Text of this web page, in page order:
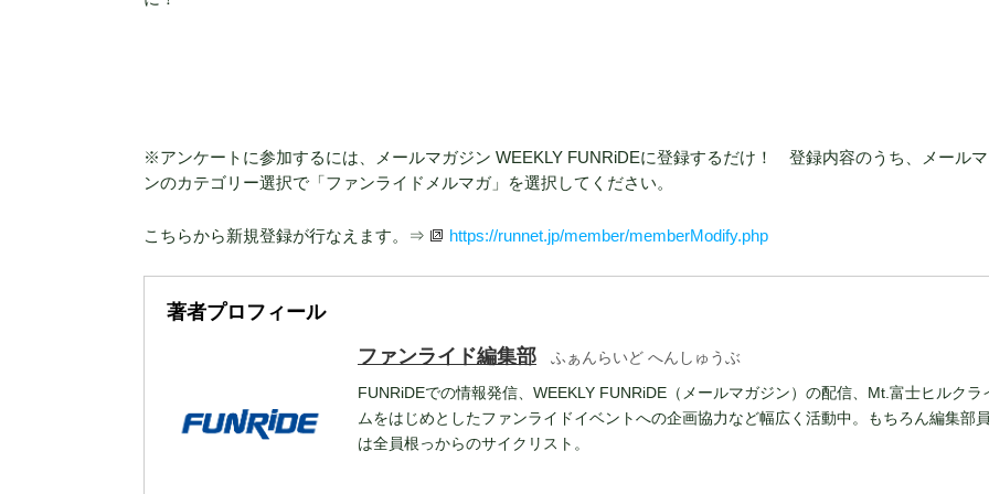
※アンケートに参加するには、メールマガジン WEEKLY FUNRiDEに登録するだけ！ 登録内容のうち、メール
ンのカテゴリー選択で「ファンライドメルマガ」を選択してください。
こちらから新規登録が行なえます。⇒ https://runnet.jp/member/memberModify.php
著者プロフィール
ファンライド編集部
ふぁんらいど へんしゅうぶ
FUNRiDEでの情報発信、WEEKLY FUNRiDE（メールマガジン）の配信、Mt.富士ヒルクラ
ムをはじめとしたファンライドイベントへの企画協力など幅広く活動中。もちろん編集部員
は全員根っからのサイクリスト。